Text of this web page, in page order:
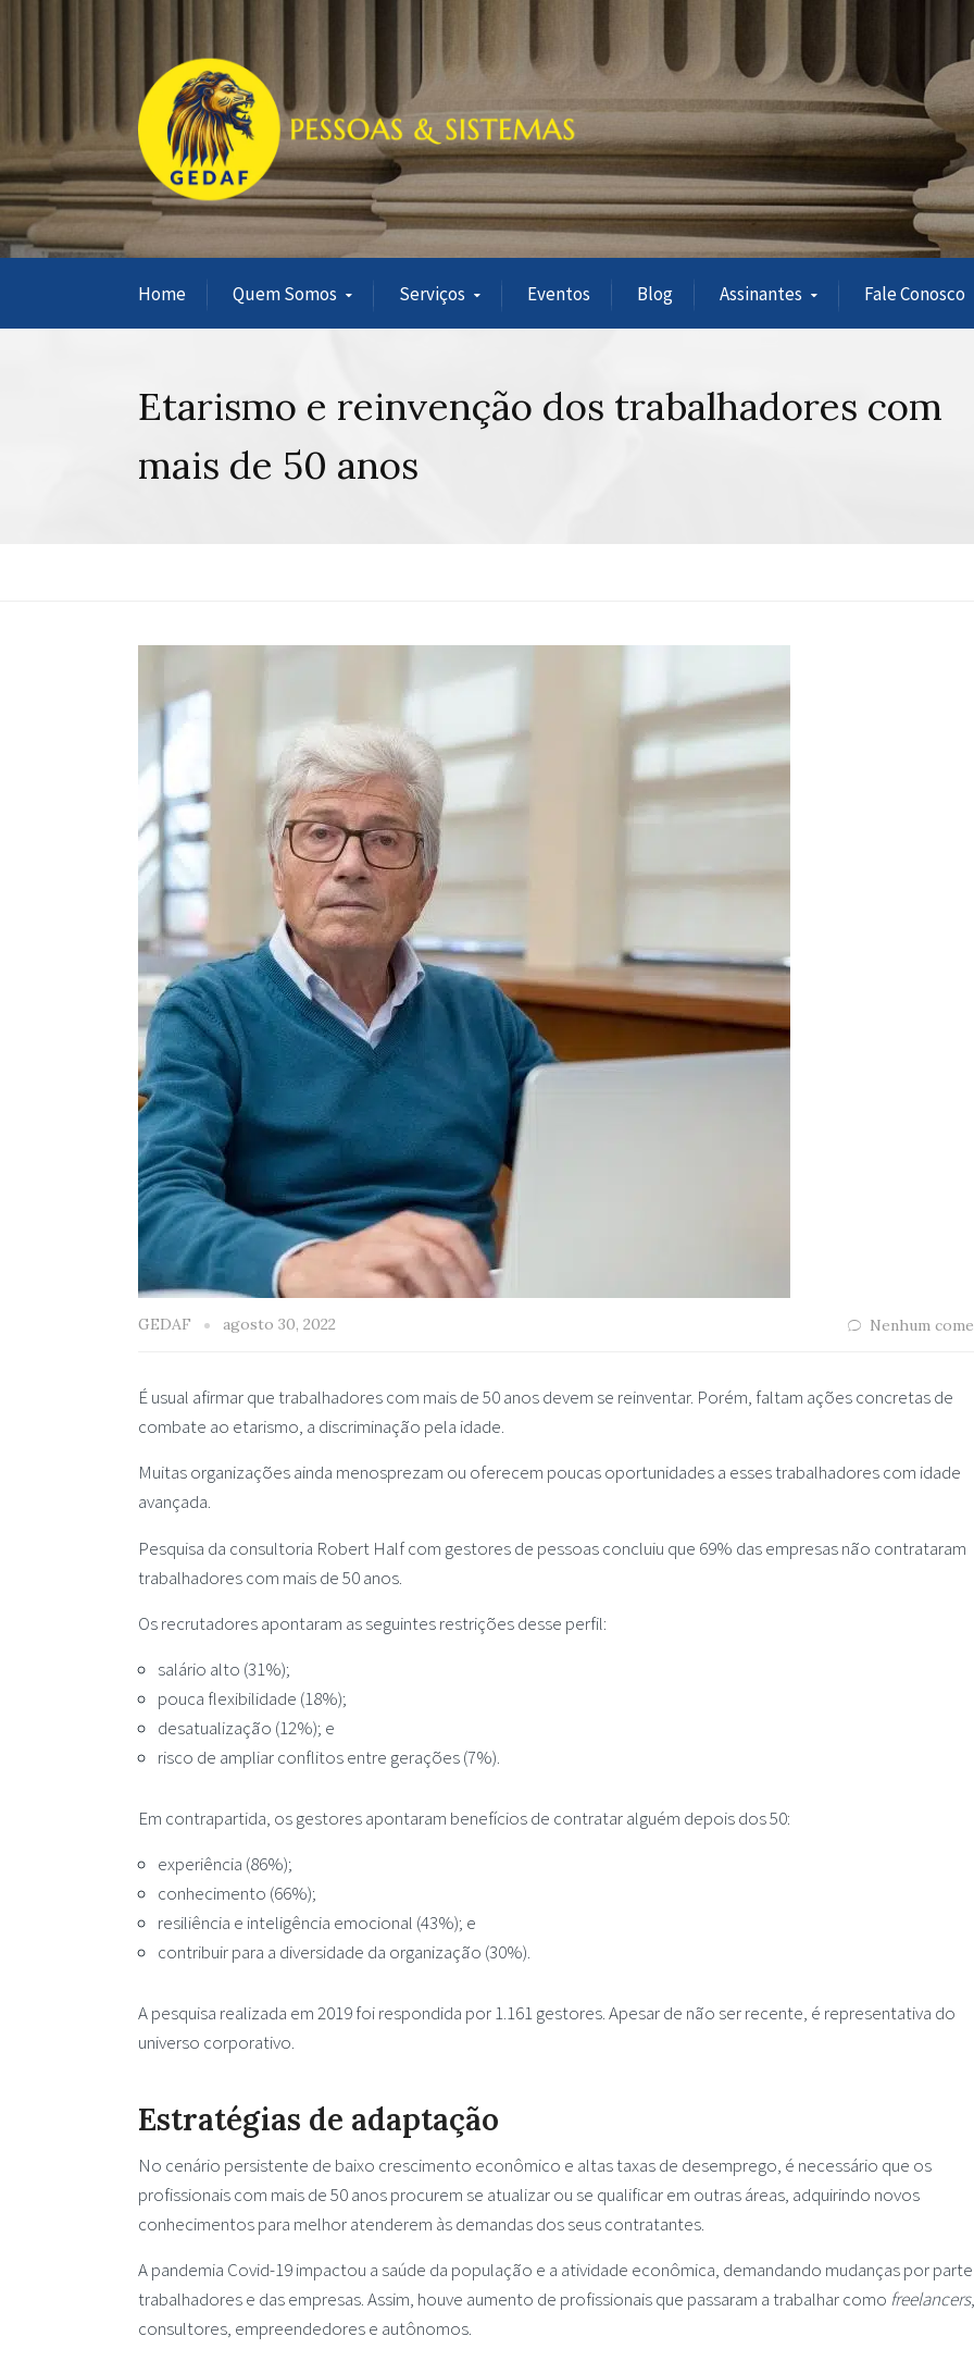
Home Quem Somos Serviços Eventos Blog Assinantes Fale Conosco
Etarismo e reinvenção dos trabalhadores com
mais de 50 anos
GEDAF agosto 30, 2022 Nenhum
É usual afirmar que trabalhadores com mais de 50 anos devem se reinventar. Porém, faltam ações concretas de
combate ao etarismo, a discriminação pela idade.
Muitas organizações ainda menosprezam ou oferecem poucas oportunidades a esses trabalhadores com idade
avançada.
Pesquisa da consultoria Robert Half com gestores de pessoas concluiu que 69% das empresas não contrataram
trabalhadores com mais de 50 anos.
Os recrutadores apontaram as seguintes restrições desse perfil:
salário alto (31%);
pouca flexibilidade (18%);
desatualização (12%); e
risco de ampliar conflitos entre gerações (7%).
Em contrapartida, os gestores apontaram benefícios de contratar alguém depois dos 50:
experiência (86%);
conhecimento (66%);
resiliência e inteligência emocional (43%); e
contribuir para a diversidade da organização (30%).
A pesquisa realizada em 2019 foi respondida por 1.161 gestores. Apesar de não ser recente, é representativa do
universo corporativo.
Estratégias de adaptação
No cenário persistente de baixo crescimento econômico e altas taxas de desemprego, é necessário que os
profissionais com mais de 50 anos procurem se atualizar ou se qualificar em outras áreas, adquirindo novos
conhecimentos para melhor atenderem às demandas dos seus contratantes.
A pandemia Covid-19 impactou a saúde da população e a atividade econômica, demandando mudanças por
trabalhadores e das empresas. Assim, houve aumento de profissionais que passaram a trabalhar como freelancers,
consultores, empreendedores e autônomos.